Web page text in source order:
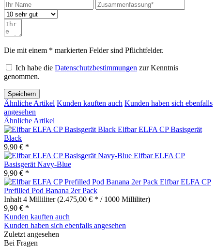
Die mit einem * markierten Felder sind Pflichtfelder.
Ich habe die Datenschutzbestimmungen zur Kenntnis
genommen.
Speichern
Ähnliche Artikel Kunden kauften auch Kunden haben sich ebenfalls
angesehen
Ähnliche Artikel
Elfbar ELFA CP Basisgerät
Black
9,90 € *
Elfbar ELFA CP
Basisgerät Navy-Blue
9,90 € *
Elfbar ELFA CP
Prefilled Pod Banana 2er Pack
Inhalt 4 Milliliter(2.475,00 € * / 1000 Milliliter)
9,90 € *
Kunden kauften auch
Kunden haben sich ebenfalls angesehen
Zuletzt angesehen
Bei Fragen